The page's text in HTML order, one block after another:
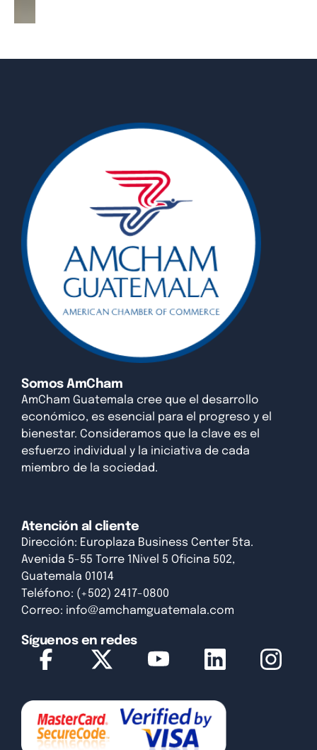
Somos AmCham
AmCham Guatemala cree que el desarrollo
económico, es esencial para el progreso y el
bienestar. Consideramos que la clave es el
esfuerzo individual y la iniciativa de cada
miembro de la sociedad.
Atención al cliente
Dirección: Europlaza Business Center 5ta.
Avenida 5-55 Torre 1Nivel 5 Oficina 502,
Guatemala 01014
Teléfono: (+502) 2417-0800
Correo: info@amchamguatemala.com
Síguenos en redes